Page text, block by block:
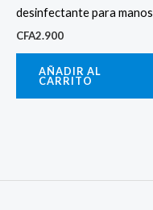
desinfectante para manos
CFA2.900
AÑADIR AL
CARRITO